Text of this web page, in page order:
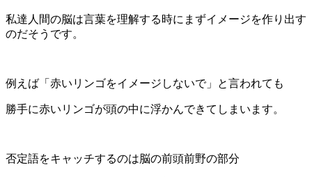
私達人間の脳は言葉を理解する時にまずイメージを作り出す
のだそうです。
例えば「赤いリンゴをイメージしないで」と言われても
勝手に赤いリンゴが頭の中に浮かんできてしまいます。
否定語をキャッチするのは脳の前頭前野の部分